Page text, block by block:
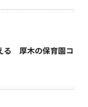
る 厚木の保育園コ